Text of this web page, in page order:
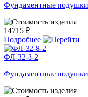
Фундаментные
14715 ₽
Подробнее
ФЛ-32-8-2
Фундаментные